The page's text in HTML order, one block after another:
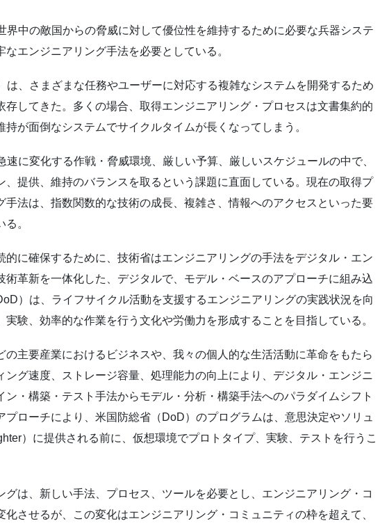
界中の敵国からの脅威に対して優位性を維持するために必要な兵器システ
なエンジニアリング手法を必要としている。
は、さまざまな任務やユーザーに対応する複雑なシステムを開発するため
存してきた。多くの場合、取得エンジニアリング・プロセスは文書集約的
が面倒なシステムでサイクルタイムが長くなってしまう。
に変化する作戦・脅威環境、厳しい予算、厳しいスケジュールの中で、
、提供、維持のバランスを取るという課題に直面している。現在の取得プ
手法は、指数関数的な技術の成長、複雑さ、情報へのアクセスといった要
。
的に確保するために、技術省はエンジニアリングの手法をデジタル・エン
術革新を一体化した、デジタルで、モデル・ベースのアプローチに組み込
）は、ライフサイクル活動を支援するエンジニアリングの実践状況を向
実験、効率的な作業を行う文化や労働力を形成することを目指している。
の主要産業におけるビジネスや、我々の個人的な生活活動に革命をもたら
ング速度、ストレージ容量、処理能力の向上により、デジタル・エンジニ
ン・構築・テスト手法からモデル・分析・構築手法へのパラダイムシフト
プローチにより、米国防総省（DoD）のプログラムは、意思決定やソリュ
）に提供される前に、仮想環境でプロトタイプ、実験、テストを行うこ
グは、新しい手法、プロセス、ツールを必要とし、エンジニアリング・コ
化させるが、この変化はエンジニアリング・コミュニティの枠を超えて、